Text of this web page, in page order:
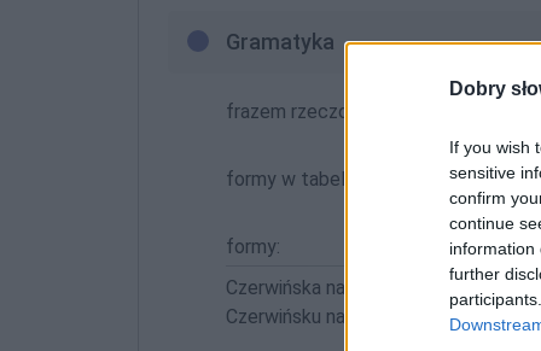
Dobry
If you wish
sensitive
confirm
continue
information
further
Gramatyka
frazem rzeczownikowy
formy w tabelce:
formy:
Czerwińska nad Wisłą; Czerwińskiem
Czerwińsku nad Wisłą